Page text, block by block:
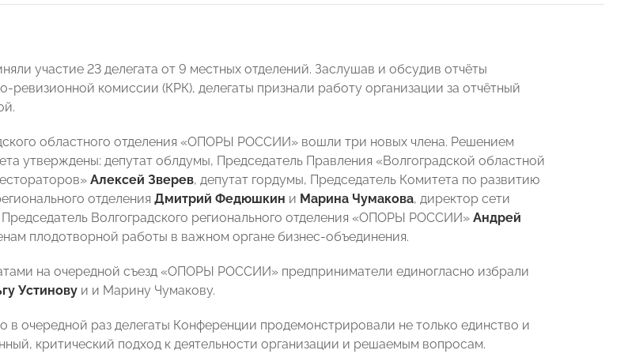
участие 23 делегата от 9 местных отделений. Заслушав и обсудив отчёты
ревизионной комиссии (КРК), делегаты признали работу организации за отчётный
областного отделения «ОПОРЫ РОССИИ» вошли три новых члена. Решением
утверждены: депутат облдумы, Председатель Правления «Волгоградской областной
Алексей Зверев, депутат гордумы, Председатель Комитета по развитию
отделения Дмитрий Федюшкин и Марина Чумакова, директор сети
Волгоградского регионального отделения «ОПОРЫ РОССИИ» Андрей
плодотворной работы в важном органе бизнес-объединения.
на очередной съезд «ОПОРЫ РОССИИ» предприниматели единогласно избрали
Устинову и и Марину Чумакову.
в очередной раз делегаты Конференции продемонстрировали не только единство и
критический подход к деятельности организации и решаемым вопросам.